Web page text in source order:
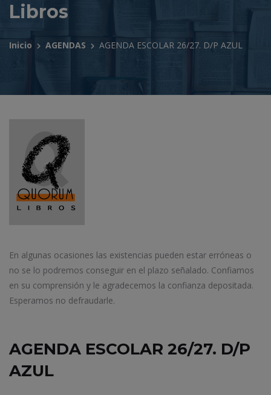
Libros
Inicio AGENDAS AGENDA ESCOLAR 26/27. D/P AZUL
En algunas ocasiones las existencias pueden estar erróneas o
no se lo podremos conseguir en el plazo señalado. Confiamos
en su comprensión y le agradecemos la confianza depositada.
Esperamos no defraudarle.
AGENDA ESCOLAR 26/27. D/P
AZUL